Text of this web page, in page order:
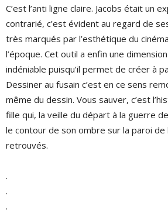
C’est l’anti ligne claire. Jacobs était un
contrarié, c’est évident au regard de
très marqués par l’esthétique du
l’époque. Cet outil a enfin une
indéniable puisqu’il permet de créer à
Dessiner au fusain c’est en ce sens
même du dessin. Vous sauver, c’est
fille qui, la veille du départ à la guerre
le contour de son ombre sur la paroi
retrouvés.
.
.
.